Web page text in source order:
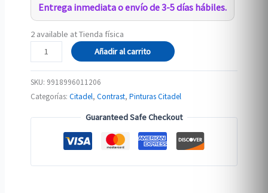
Entrega inmediata o envío de 3-5 días hábiles.
2 available at Tienda física
CONTRAST:
SKELETON
cantidad
Añadir al carrito
SKU: 9918996011206
Categorías:Citadel,Contrast,Pinturas Citadel
Guaranteed Safe Checkout